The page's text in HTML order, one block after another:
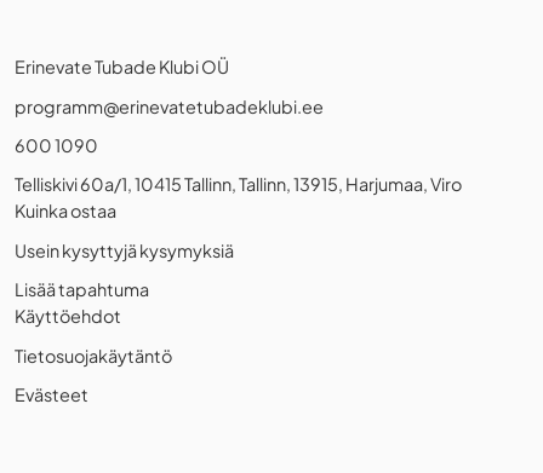
Erinevate Tubade Klubi OÜ
programm@erinevatetubadeklubi.ee
600 1090
Telliskivi 60a/1, 10415 Tallinn, Tallinn, 13915, Harjumaa, Viro
Kuinka ostaa
Usein kysyttyjä kysymyksiä
Lisää tapahtuma
Käyttöehdot
Tietosuojakäytäntö
Evästeet